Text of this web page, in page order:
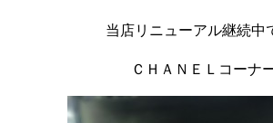
当店リニューアル継続中
ＣＨＡＮＥＬコーナ